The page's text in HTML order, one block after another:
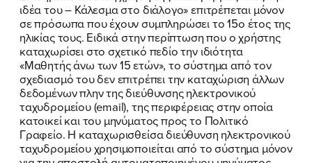
ιδέα του – Κάλεσμα στο διάλογο» επιτρέπεται μόνον
σε πρόσωπα που έχουν συμπληρώσει το 15ο έτος της
ηλικίας τους. Ειδικά στην περίπτωση που ο χρήστης
καταχωρίσει στο σχετικό πεδίο την ιδιότητα
«Μαθητής άνω των 15 ετών», το σύστημα από τον
σχεδιασμό του δεν επιτρέπει την καταχώριση άλλων
δεδομένων πλην της διεύθυνσης ηλεκτρονικού
ταχυδρομείου (email), της περιφέρειας στην οποία
κατοικεί και του μηνύματος προς το Πολιτικό
Γραφείο. H καταχωρισθείσα διεύθυνση ηλεκτρονικού
ταχυδρομείου χρησιμοποιείται από το σύστημα μόνον